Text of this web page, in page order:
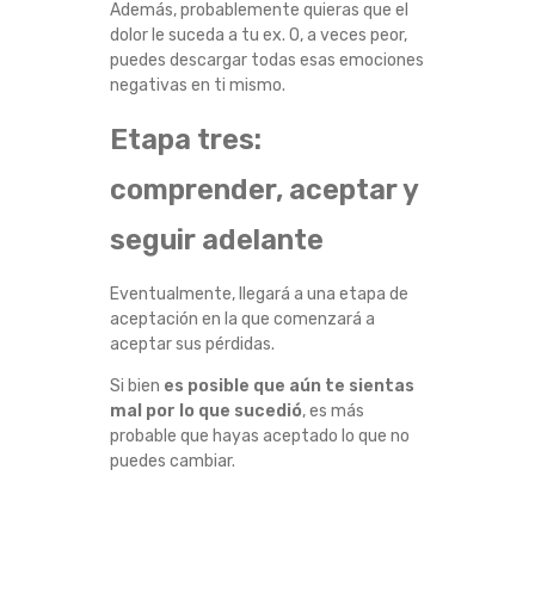
Además, probablemente quieras que el
dolor le suceda a tu ex. O, a veces peor,
puedes descargar todas esas emociones
negativas en ti mismo.
Etapa tres:
comprender, aceptar y
seguir adelante
Eventualmente, llegará a una etapa de
aceptación en la que comenzará a
aceptar sus pérdidas.
Si bien es posible que aún te sientas
mal por lo que sucedió, es más
probable que hayas aceptado lo que no
puedes cambiar.